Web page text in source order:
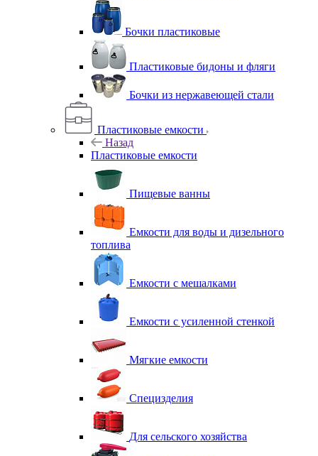
Бочки пластиковые
Пластиковые бидоны и фляги
Бочки из нержавеющей стали
Пластиковые емкости
Назад
Пластиковые емкости
Пищевые ванны
Емкости для воды и дизельного
топлива
Емкости с мешалками
Емкости с усиленной стенкой
Мягкие емкости
Специзделия
Для сельского хозяйства